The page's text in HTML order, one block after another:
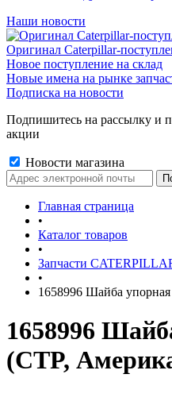
Наши новости
Оригинал Caterpillar-
Новое поступление на склад
Новые имена на рынке
Подписка на новости
Подпишитесь на рассылку и
акции
Новости магазина
Главная страница
•
Каталог товаров
•
Запчасти
•
1658996 Шайба
1658996
(CTP,